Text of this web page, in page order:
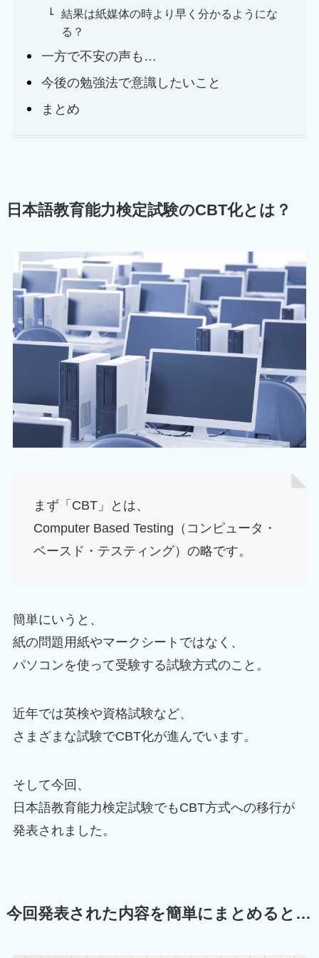
結果は紙媒体の時より早く分かるようにな
る？
一方で不安の声も…
今後の勉強法で意識したいこと
まとめ
日本語教育能力検定試験のCBT化とは？
まず「CBT」とは、
Computer Based Testing（コンピュータ・
ベースド・テスティング）の略です。
簡単にいうと、
紙の問題用紙やマークシートではなく、
パソコンを使って受験する試験方式のこと。
近年では英検や資格試験など、
さまざまな試験でCBT化が進んでいます。
そして今回、
日本語教育能力検定試験でもCBT方式への移行が
発表されました。
今回発表された内容を簡単にまとめると…